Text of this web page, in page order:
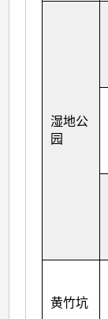
湿地公
园
黄竹坑